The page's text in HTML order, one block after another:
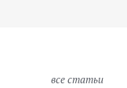
все статьи